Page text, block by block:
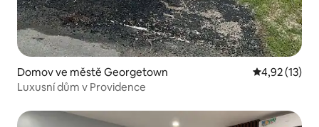
Domov ve městě Georgetown Průměrné
4,92 (13)
Luxusní dům v Providence